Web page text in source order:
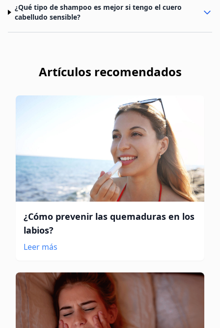
¿Qué tipo de shampoo es mejor si tengo el cuero
cabelludo sensible?
Artículos recomendados
¿Cómo prevenir las quemaduras en los
labios?
Leer más